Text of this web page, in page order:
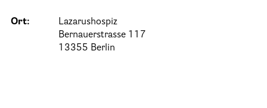
Aktion: Letzte Wünsche Wand
Ort:
Lazarushospiz
Bernauerstrasse 117
13355 Berlin